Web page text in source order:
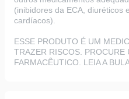
(inibidores da ECA, diuréticos
cardíacos).
ESSE PRODUTO É UM
TRAZER RISCOS. PROCURE
FARMACÊUTICO. LEIA A